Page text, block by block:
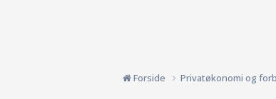
Forside Privatøkonomi og